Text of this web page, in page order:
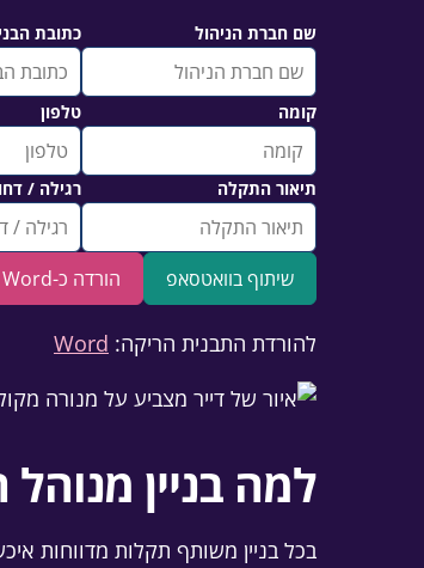
שם חברת הניהול כתובת
קומה טלפון
תיאור התקלה רגילה /
שיתוף בוואטסאפ הורדה כ-Word (לעריכה)
להורדת התבנית הריקה: Word
למה בניין
בכל בניין משותף תקלות מדווחות